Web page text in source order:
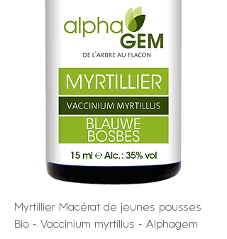
Myrtillier Macérat de jeunes pousses
Bio - Vaccinium myrtillus - Alphagem